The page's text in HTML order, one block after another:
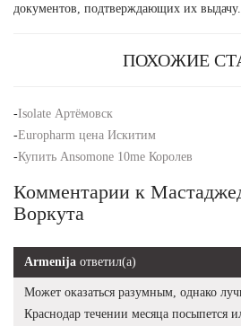
документов, подтверждающих их выдачу.
ПОХОЖИЕ
-Isolate Артёмовск
-Europharm цена Искитим
-Купить Ansomone 10me Королев
Комментарии к
Воркута
Armenija ответил(а)
Может оказаться разумным, однако
Краснодар течении месяца посыпется